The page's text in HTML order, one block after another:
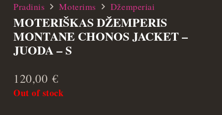
Pradinis Moterims Džemperiai
MOTERIŠKAS DŽEMPERIS
MONTANE CHONOS JACKET –
JUODA – S
120,00 €
Out of stock